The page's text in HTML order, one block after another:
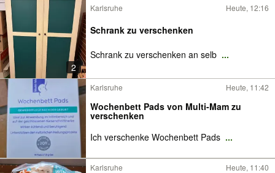
2
Karlsruhe Heute, 12:16
Schrank zu verschenken
Schrank zu verschenken an selb ...
Karlsruhe Heute, 11:42
Wochenbett Pads von Multi-Mam zu
verschenken
Ich verschenke Wochenbett Pads ...
Karlsruhe Heute, 11:40